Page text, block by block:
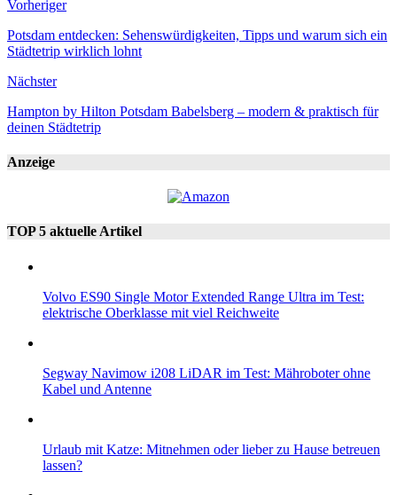
Vorheriger
Potsdam entdecken: Sehenswürdigkeiten, Tipps und warum sich ein
Städtetrip wirklich lohnt
Nächster
Hampton by Hilton Potsdam Babelsberg – modern & praktisch für
deinen Städtetrip
Anzeige
TOP 5 aktuelle Artikel
Volvo ES90 Single Motor Extended Range Ultra im Test:
elektrische Oberklasse mit viel Reichweite
Segway Navimow i208 LiDAR im Test: Mähroboter ohne
Kabel und Antenne
Urlaub mit Katze: Mitnehmen oder lieber zu Hause betreuen
lassen?